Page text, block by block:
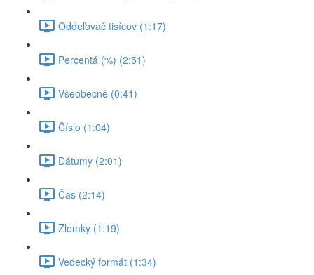
Oddeľovač tisícov (1:17)
Percentá (%) (2:51)
Všeobecné (0:41)
Číslo (1:04)
Dátumy (2:01)
Čas (2:14)
Zlomky (1:19)
Vedecký formát (1:34)